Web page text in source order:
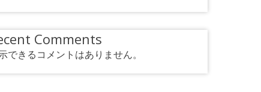
Comments
できるコメントはありません。